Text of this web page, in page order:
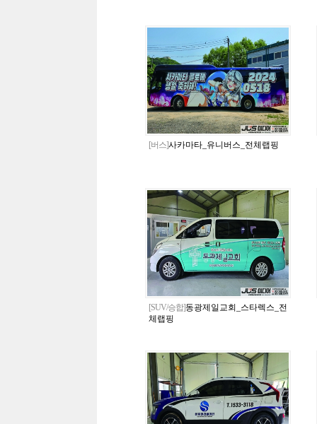
[버스]사카마타_유니버스_전체랩핑
[SUV/승합]동광제일교회_스타렉스_전
체랩핑